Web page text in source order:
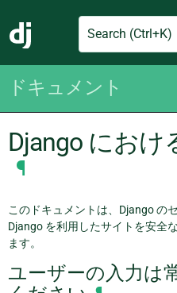
Django
Search
ドキュメント
Django におけ
¶
このドキュメントは、Django の
Django を利用したサイトを安全
ます。
ユーザーの入力は